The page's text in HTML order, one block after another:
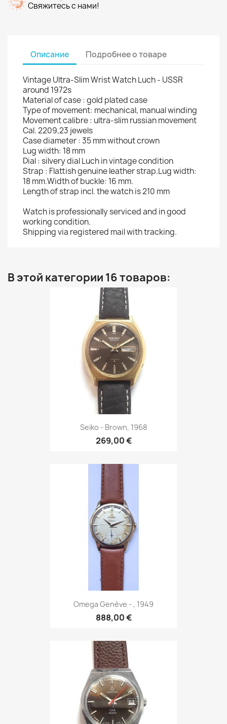
Свяжитесь с нами!
Описание Подробнее о товаре
Vintage Ultra-Slim Wrist Watch Luch - USSR
around 1972s
Material of case : gold plated case
Type of movement: mechanical, manual winding
Movement calibre : ultra-slim russian movement
Cal. 2209,23 jewels
Case diameter : 35 mm without crown
Lug width: 18 mm
Dial : silvery dial Luch in vintage condition
Strap : Flattish genuine leather strap.Lug width:
18 mm.Width of buckle: 16 mm.
Length of strap incl. the watch is 210 mm
Watch is professionally serviced and in good
working condition.
Shipping via registered mail with tracking.
В этой категории 16 товаров:
Seiko - Brown, 1968
269,00 €
Omega Genève - , 1949
888,00 €